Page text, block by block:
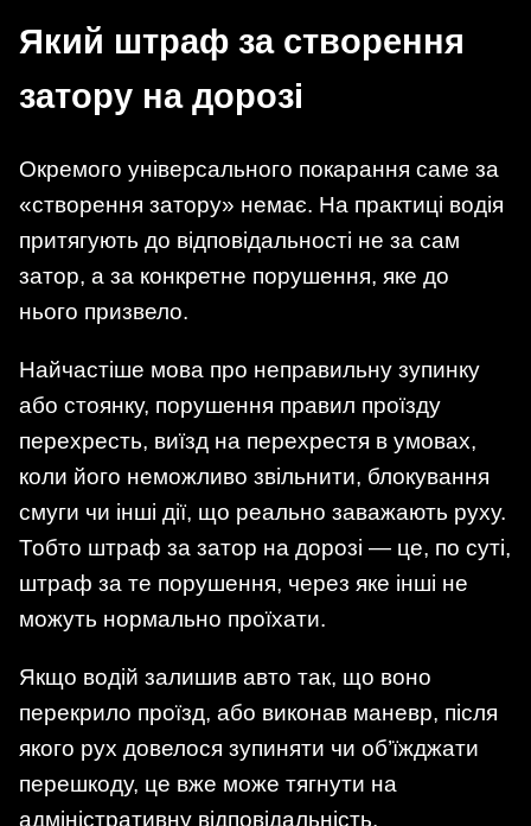
Який штраф за створення
затору на дорозі
Окремого універсального покарання саме за
«створення затору» немає. На практиці водія
притягують до відповідальності не за сам
затор, а за конкретне порушення, яке до
нього призвело.
Найчастіше мова про неправильну зупинку
або стоянку, порушення правил проїзду
перехресть, виїзд на перехрестя в умовах,
коли його неможливо звільнити, блокування
смуги чи інші дії, що реально заважають руху.
Тобто штраф за затор на дорозі — це, по суті,
штраф за те порушення, через яке інші не
можуть нормально проїхати.
Якщо водій залишив авто так, що воно
перекрило проїзд, або виконав маневр, після
якого рух довелося зупиняти чи об’їжджати
перешкоду, це вже може тягнути на
адміністративну відповідальність.